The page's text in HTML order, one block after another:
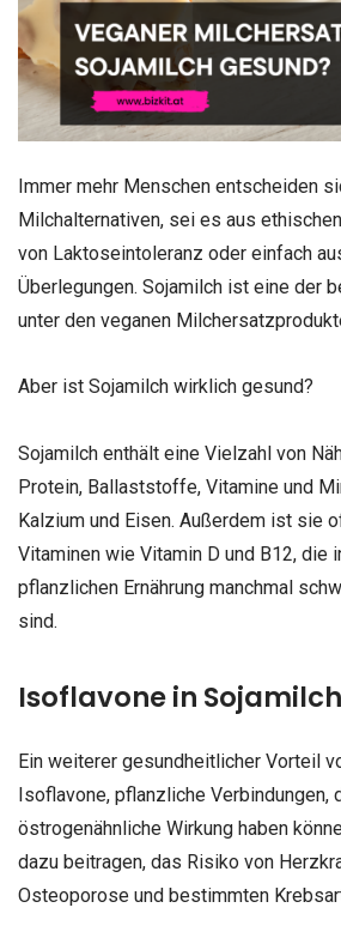
Immer mehr Menschen entscheiden
Milchalternativen, sei es aus
von Laktoseintoleranz oder einfach
Überlegungen. Sojamilch ist eine der
unter den veganen
Aber ist Sojamilch wirklich gesund?
Sojamilch enthält eine Vielzahl von
Protein, Ballaststoffe, Vitamine und
Kalzium und Eisen. Außerdem ist sie
Vitaminen wie Vitamin D und B12, die
pflanzlichen Ernährung manchmal
sind.
Isoflavone in Sojamilch
Ein weiterer gesundheitlicher Vorteil
Isoflavone, pflanzliche Verbindungen,
östrogenähnliche Wirkung haben
dazu beitragen, das Risiko von
Osteoporose und bestimmten